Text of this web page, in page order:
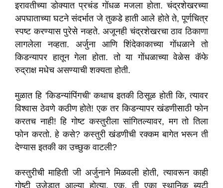
इरावतीच्या डोक्यात प्रचंड गोंधळ मजला होता. चंद्रशेखरच्या
अपघाताच्या घटने संदर्भात जे तुकडे हाती आले होते ते, पूर्णचित्र
स्पष्ट करण्यास पुरेसे नव्हते. अजूनही चंद्रशेखरचा ठाव ठिकाणा
लागलेला नव्हता. अर्जुना आणि शिंदेकाकाच्या गोंधळाने तो
किडन्यापर हातून गेला होता. तो या गोंधळाच्या वेळेस कॅफे
रुद्राक्ष मधेच असण्याची शक्यता होती.
मुळात हि 'किडन्यांपिंगची' कथाच इतकी ठिसूळ होती कि, त्यावर
विश्वास ठेवणे कठीण होते! एक तर किडन्यापर खंडणीसाठी फोन
करतच नाही! हि गोष्ट कस्तुरीला सांगितल्यावर, मग तो तिला
फोन करतो. हे कसे? कस्तुरी खंडणीची रक्कम बागेत भरून ती
देण्यास इतकी का उच्छुक वाटली?
कस्तुरीची माहिती जी अर्जुनाने मिळवली होती, त्यावरून काही
गोष्टी उजेडात आल्या होत्या. एक, ती एका स्थानिक ब्युटी